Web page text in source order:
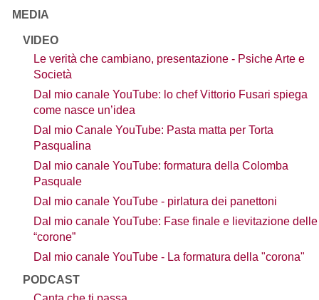
MEDIA
VIDEO
Le verità che cambiano, presentazione - Psiche Arte e
Società
Dal mio canale YouTube: lo chef Vittorio Fusari spiega
come nasce un’idea
Dal mio Canale YouTube: Pasta matta per Torta
Pasqualina
Dal mio canale YouTube: formatura della Colomba
Pasquale
Dal mio canale YouTube - pirlatura dei panettoni
Dal mio canale YouTube: Fase finale e lievitazione delle
“corone”
Dal mio canale YouTube - La formatura della "corona"
PODCAST